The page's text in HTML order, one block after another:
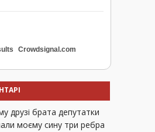
Crowdsignal.com
друзі брата депутатки
моєму сину три ребра